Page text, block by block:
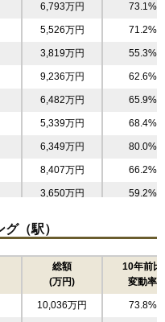
で
する
初台駅（12分）
万円
)
する
初台駅（13分）
6,793万円 73.1%
5,526万円 71.2%
3,819万円 55.3%
9,236万円 62.6%
6,482万円 65.9%
5,339万円 68.4%
6,349万円 80.0%
8,407万円 66.2%
3,650万円 59.2%
6,115万円 87.5%
7,585万円 87.0%
7,551万円 60.7%
5,902万円 58.1%
（駅）
総額
(万円)
10年前比
変動率
10,036万円 73.8%